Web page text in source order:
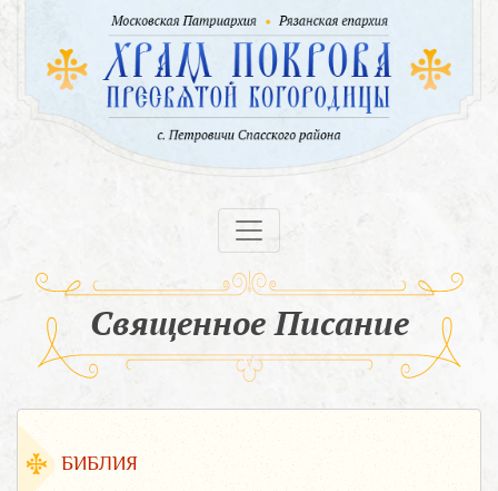
Священное Писание
БИБЛИЯ